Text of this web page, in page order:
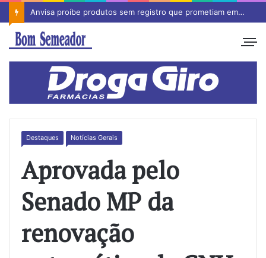
Anvisa proíbe produtos sem registro que prometiam emagrecimento
Destaques Notícias Gerais
Aprovada pelo
Senado MP da
renovação